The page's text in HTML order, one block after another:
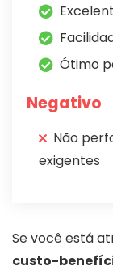
Ótimo
Negativo
Não
exigentes
Se você está
custo-